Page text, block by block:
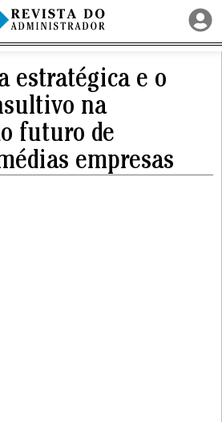
estratégica e o
na
futuro de
empresas